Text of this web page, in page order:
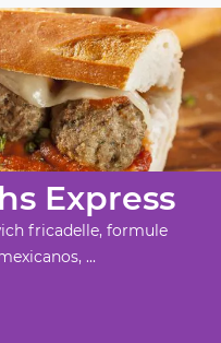
Express
fricadelle, formule
...